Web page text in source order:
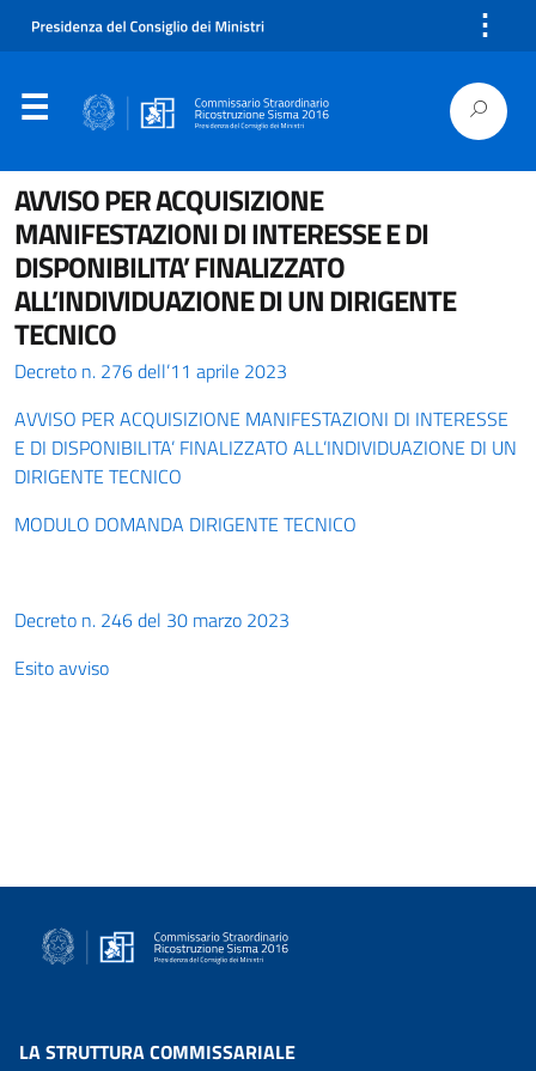
⋮
AVVISO PER ACQUISIZIONE
MANIFESTAZIONI DI INTERESSE E DI
DISPONIBILITA’ FINALIZZATO
ALL’INDIVIDUAZIONE DI UN DIRIGENTE
TECNICO
Decreto n. 276 dell’11 aprile 2023
AVVISO PER ACQUISIZIONE MANIFESTAZIONI DI INTERESSE
E DI DISPONIBILITA’ FINALIZZATO ALL’INDIVIDUAZIONE DI UN
DIRIGENTE TECNICO
MODULO DOMANDA DIRIGENTE TECNICO
Decreto n. 246 del 30 marzo 2023
Esito avviso
LA STRUTTURA COMMISSARIALE